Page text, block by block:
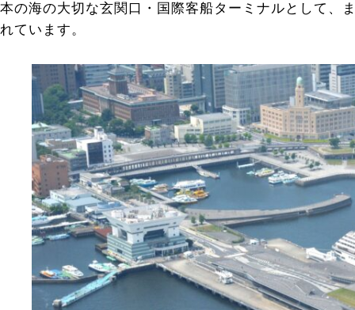
本の海の大切な玄関口・国際客船ターミナルとして、
れています。